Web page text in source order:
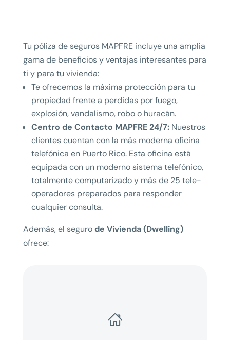
Tu póliza de seguros MAPFRE incluye una amplia
gama de beneficios y ventajas interesantes para
ti y para tu vivienda:
Te ofrecemos la máxima protección para tu
propiedad frente a perdidas por fuego,
explosión, vandalismo, robo o huracán.
Centro de Contacto MAPFRE 24/7:Nuestros
clientes cuentan con la más moderna oficina
telefónica en Puerto Rico. Esta oficina está
equipada con un moderno sistema telefónico,
totalmente computarizado y más de 25 tele-
operadores preparados para responder
cualquier consulta.
Además, el segurode Vivienda (Dwelling)
ofrece:
